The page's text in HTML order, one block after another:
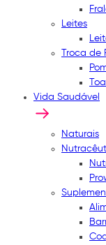
Leites
Troca de
Vida Saudável
Naturais